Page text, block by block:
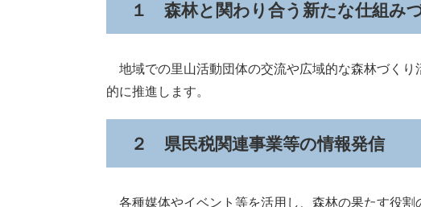
１ 森林と関わり合う新たな仕組み
地域での里山活動団体の交流や広域的な森林づく
的に推進します。
２ 県民税関連事業等の情報発信
各種媒体やイベント等を活用し、森林の果たす役